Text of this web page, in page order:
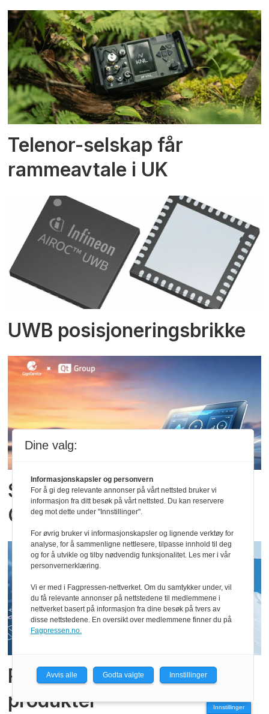
Telenor-selskap får
rammeavtale i UK
UWB posisjoneringsbrikke
Samarbeider om innvevde
GUI
Rettsstrid om GaN-
produkter
Innstillinger
Dine valg:
Informasjonskapsler og personvern
For å gi deg relevante annonser på vårt nettsted bruker vi
informasjon fra ditt besøk på vårt nettsted. Du kan reservere
deg mot dette under "Innstillinger".
For øvrig bruker vi informasjonskapsler og lignende verktøy for
analyse, for å sammenligne nettlesere, tilpasse innhold til deg
og for å utvikle og tilby nødvendig funksjonalitet. Les mer i vår
personvernerklæring.
Vi er med i Fagpressen-nettverket. Om du samtykker under, vil
du få relevante annonser på nettstedene til medlemmene i
nettverket basert på informasjon fra dine besøk på tvers av
disse nettstedene. En oversikt over medlemmene finner du på
Fagpressen.no.
Avvis alle Godta valgte Innstillinger